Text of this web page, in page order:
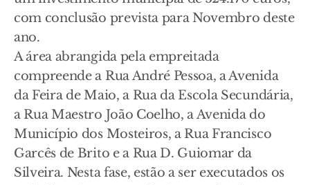
com conclusão prevista para Novembro deste
ano.
A área abrangida pela empreitada
compreende a Rua André Pessoa, a Avenida
da Feira de Maio, a Rua da Escola Secundária,
a Rua Maestro João Coelho, a Avenida do
Município dos Mosteiros, a Rua Francisco
Garcês de Brito e a Rua D. Guiomar da
Silveira. Nesta fase, estão a ser executados os